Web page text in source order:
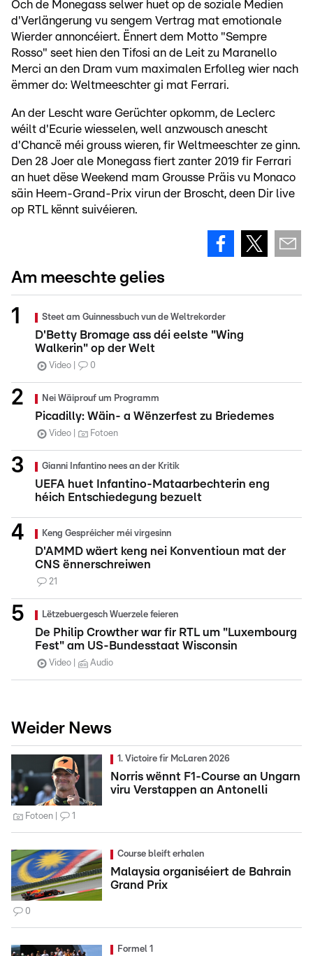
Och de Monegass selwer huet op de soziale Medien
d'Verlängerung vu sengem Vertrag mat emotionale
Wierder annoncéiert. Ënnert dem Motto "Sempre
Rosso" seet hien den Tifosi an de Leit zu Maranello
Merci an den Dram vum maximalen Erfolleg wier nach
ëmmer do: Weltmeeschter gi mat Ferrari.
An der Lescht ware Gerüchter opkomm, de Leclerc
wéilt d'Ecurie wiesselen, well anzwousch anescht
d'Chancë méi grouss wieren, fir Weltmeeschter ze ginn.
Den 28 Joer ale Monegass fiert zanter 2019 fir Ferrari
an huet dëse Weekend mam Grousse Präis vu Monaco
säin Heem-Grand-Prix virun der Broscht, deen Dir live
op RTL kënnt suivéieren.
Am meeschte gelies
Steet am Guinnessbuch vun de Weltrekorder
D'Betty Bromage ass déi eelste "Wing
Walkerin" op der Welt
Video 0
Nei Wäiprouf um Programm
Picadilly: Wäin- a Wënzerfest zu Briedemes
Video Fotoen
Gianni Infantino nees an der Kritik
UEFA huet Infantino-Mataarbechterin eng
héich Entschiedegung bezuelt
Keng Gespréicher méi virgesinn
D'AMMD wäert keng nei Konventioun mat der
CNS ënnerschreiwen
21
Lëtzebuergesch Wuerzele feieren
De Philip Crowther war fir RTL um "Luxembourg
Fest" am US-Bundesstaat Wisconsin
Video Audio
Weider News
1. Victoire fir McLaren 2026
Norris wënnt F1-Course an Ungarn
viru Verstappen an Antonelli
Fotoen 1
Course bleift erhalen
Malaysia organiséiert de Bahrain
Grand Prix
0
Formel 1